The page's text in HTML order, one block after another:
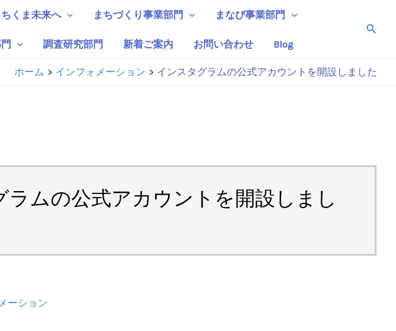
くま未来へ まちづくり事業部門 まなび事業部門
調査研究部門 新着ご案内 お問い合わせ Blog
検
ホーム インフォメーション インスタグラムの公式アカウントを開設しました
ラムの公式アカウントを開設しまし
ーション